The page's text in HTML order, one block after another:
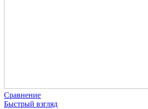
Сравнение
Быстрый взгляд